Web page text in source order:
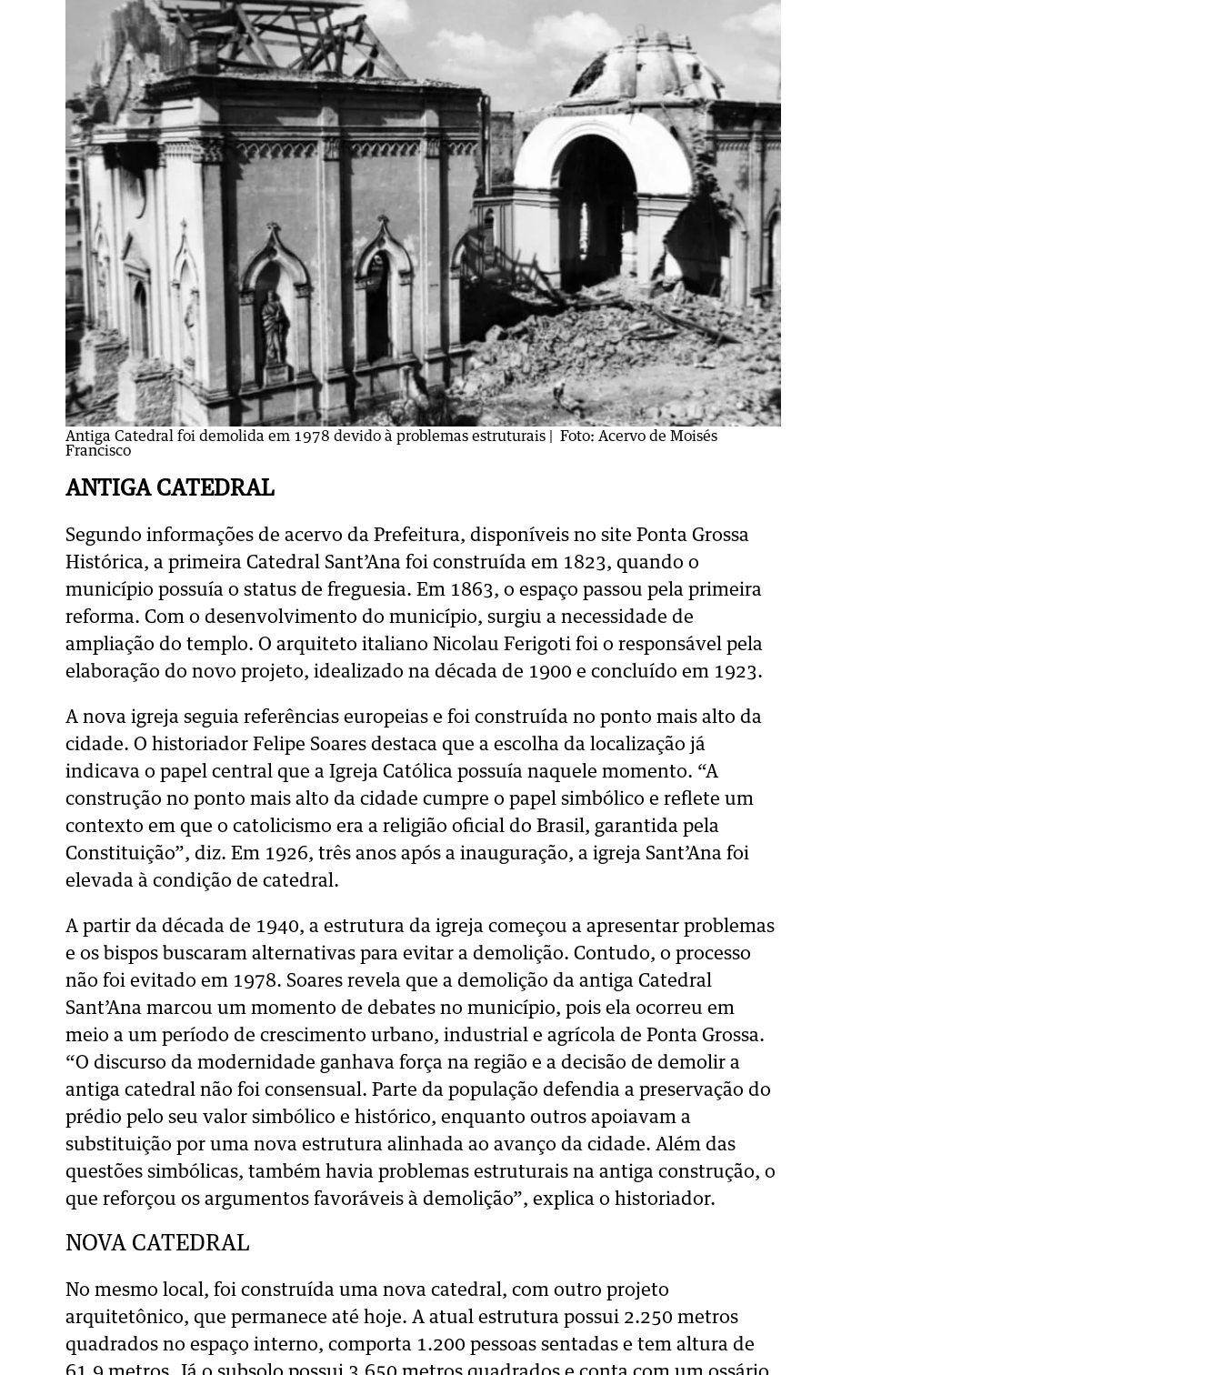
Antiga Catedral foi demolida em 1978 devido à problemas estruturais
| Foto: Acervo de Moisés
Francisco
ANTIGA CATEDRAL
Segundo informações de acervo da Prefeitura, disponíveis no site Ponta Grossa
Histórica, a primeira Catedral Sant’Ana foi construída em 1823, quando o
município possuía o status de freguesia. Em 1863, o espaço passou pela primeira
reforma. Com o desenvolvimento do município, surgiu a necessidade de
ampliação do templo. O arquiteto italiano Nicolau Ferigoti foi o responsável pela
elaboração do novo projeto, idealizado na década de 1900 e concluído em 1923.
A nova igreja seguia referências europeias e foi construída no ponto mais alto da
cidade. O historiador Felipe Soares destaca que a escolha da localização já
indicava o papel central que a Igreja Católica possuía naquele momento. “A
construção no ponto mais alto da cidade cumpre o papel simbólico e reflete um
contexto em que o catolicismo era a religião oficial do Brasil, garantida pela
Constituição”, diz. Em 1926, três anos após a inauguração, a igreja Sant’Ana foi
elevada à condição de catedral.
A partir da década de 1940, a estrutura da igreja começou a apresentar problemas
e os bispos buscaram alternativas para evitar a demolição. Contudo, o processo
não foi evitado em 1978. Soares revela que a demolição da antiga Catedral
Sant’Ana marcou um momento de debates no município, pois ela ocorreu em
meio a um período de crescimento urbano, industrial e agrícola de Ponta Grossa.
“O discurso da modernidade ganhava força na região e a decisão de demolir a
antiga catedral não foi consensual. Parte da população defendia a preservação do
prédio pelo seu valor simbólico e histórico, enquanto outros apoiavam a
substituição por uma nova estrutura alinhada ao avanço da cidade. Além das
questões simbólicas, também havia problemas estruturais na antiga construção, o
que reforçou os argumentos favoráveis à demolição”, explica o historiador.
NOVA CATEDRAL
No mesmo local, foi construída uma nova catedral, com outro projeto
arquitetônico, que permanece até hoje. A atual estrutura possui 2.250 metros
quadrados no espaço interno, comporta 1.200 pessoas sentadas e tem altura de